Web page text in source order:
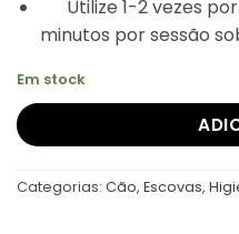
Utilize 1-2 vezes
minutos por sessão
Em stock
Categorias: Cão, Escovas,